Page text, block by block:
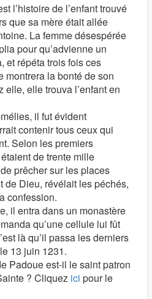
l’histoire de l’enfant trouvé
que sa mère était allée
La femme désespérée
pour qu’advienne un
et répéta trois fois ces
montrera la bonté de son
elle trouva l’enfant en
il fut évident
contenir tous ceux qui
Selon les premiers
de trente mille
prêcher sur les places
Dieu, révélait les péchés,
confession.
il entra dans un monastère
qu’une cellule lui fût
là qu’il passa les derniers
13 juin 1231.
Padoue est-il le saint patron
? Cliquez ici pour le